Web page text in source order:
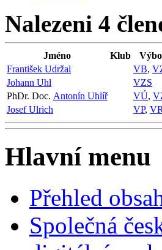
Nalezeni 4
Jméno Klub
František Udržal
VB,
Johann Uhl
VZS
PhDr. Doc. Antonín Uhlíř VÚ,
Josef Ulrich
VP, VR
Hlavní menu
Přehled
Společná